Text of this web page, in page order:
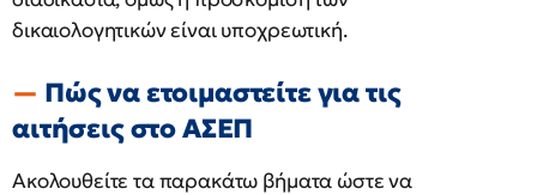
δικαιολογητικών είναι υποχρεωτική.
Πώς να ετοιμαστείτε για τις
αιτήσεις στο ΑΣΕΠ
Ακολουθείτε τα παρακάτω βήματα ώστε να